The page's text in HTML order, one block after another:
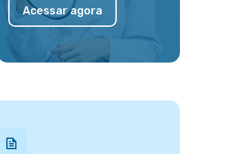
Acessar agora